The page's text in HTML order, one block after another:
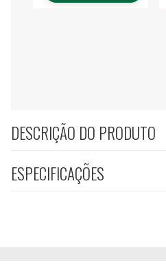
DESCRIÇÃO DO PRODUTO
ESPECIFICAÇÕES